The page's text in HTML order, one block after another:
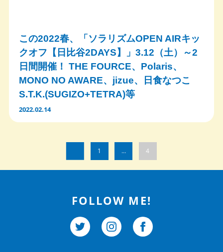
この2022春、「ソラリズムOPEN AIRキッ
クオフ【日比谷2DAYS】」3.12（土）～2
日間開催！ THE FOURCE、Polaris、
MONO NO AWARE、jizue、日食なつこ
S.T.K.(SUGIZO+TETRA)等
2022.02.14
1 … 4
FOLLOW ME!